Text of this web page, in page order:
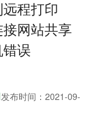
程打印
网站共享
误
发布时间： 2021-09-